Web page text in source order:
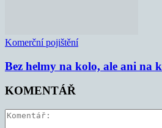
Komerční pojištění
Bez helmy na kolo, ale ani na
KOMENTÁŘ